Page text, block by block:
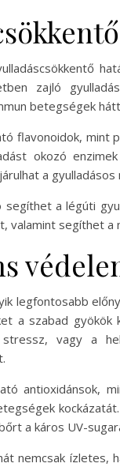
zajló
betegségek
flavonoidok, mint
okozó
a
segíthet a légúti
valamint segíthet a
legfontosabb
a szabad gyökök
vagy a
antioxidánsok,
a káros UV-
nemcsak ízletes,